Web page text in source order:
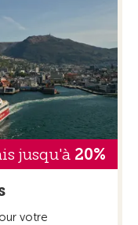
jusqu'à 20%
votre